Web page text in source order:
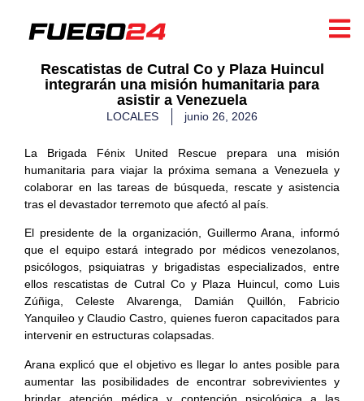
Rescatistas de Cutral Co y Plaza Huincul
integrarán una misión humanitaria para
asistir a Venezuela
LOCALES junio 26, 2026
La Brigada Fénix United Rescue prepara una misión
humanitaria para viajar la próxima semana a Venezuela y
colaborar en las tareas de búsqueda, rescate y asistencia
tras el devastador terremoto que afectó al país.
El presidente de la organización, Guillermo Arana, informó
que el equipo estará integrado por médicos venezolanos,
psicólogos, psiquiatras y brigadistas especializados, entre
ellos rescatistas de Cutral Co y Plaza Huincul, como Luis
Zúñiga, Celeste Alvarenga, Damián Quillón, Fabricio
Yanquileo y Claudio Castro, quienes fueron capacitados para
intervenir en estructuras colapsadas.
Arana explicó que el objetivo es llegar lo antes posible para
aumentar las posibilidades de encontrar sobrevivientes y
brindar atención médica y contención psicológica a las